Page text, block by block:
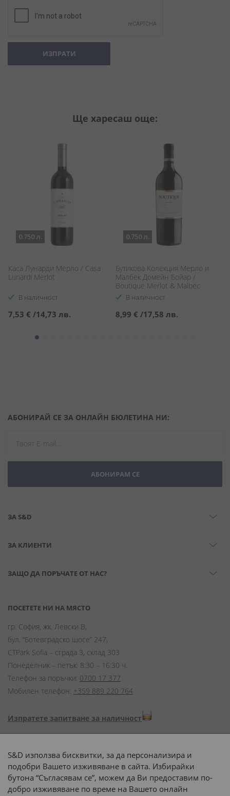
ИЗПРАТИ
Ще харесаш още:
0.750 л.
Каса Лунарди Мерло / Casa
Lunardi Merlot
В наличност
7,53 € /14,73 лв.
0.750 л.
Бутикова Колекция Мерло и
Малбек Домейн Бойар /
Boutique Merlot & Malbec
Domaine Boyar
В наличност
8,99 € /17,58 лв.
АБОНИРАЙ СЕ ЗА ОНЛАЙН БЮЛЕТИНА НИ:
АБОНИРАМ СЕ
ЗА S&D
ЗА КЛИЕНТИ
ЗАЩО ДА ПОРЪЧАТЕ ОТ НАС?
ПОСЕТЕТЕ НИ НА МЯСТО
гр. София, жк. Левски В,
бул. “Ботевградско шосе” 247,
CTPark Sofia – сграда 3, склад 303
Понеделник – петък: 8:30 – 16:30 ч.
Телефон за поръчки: 0700 17 377
Мобилен телефон: +359 889 220 764
Изпратете запитване за наличност
Начини на плащане:
S&D използва бисквитки, за да персонализира и
подобри Вашето изживяване в сайта. Избирайки
бутона “Съгласявам се”, можем да Ви предоставим по-
добро изживяване по време на Вашето онлайн